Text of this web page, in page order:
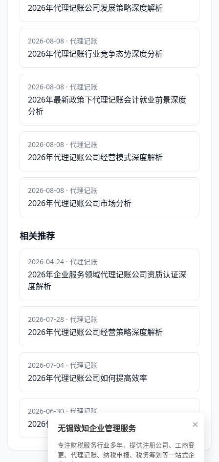
2026年代理记账公司发展策略深度解析
2026-08-08 · 代理记账
2026年代理记账行业竞争态势深度分析
2026-08-08 · 代理记账
2026年最新政策下代理记账会计就业前景深度
分析
2026-08-08 · 代理记账
2026年代理记账公司经营模式深度解析
2026-08-08 · 代理记账
2026年代理记账公司市场分析
相关推荐
2026-04-24 · 代理记账
2026年企业服务领域代理记账公司资质认证深
度解析
2026-07-28 · 代理记账
2026年代理记账公司经营策略深度解析
2026-07-04 · 代理记账
2026年代理记账公司如何提高效率
2026-06-30 · 代理记账
2026代理记账行业竞争态势深度解析 ×
无锡致知企业管理服务
专注财税服务行业多年，提供注册公司、工商变
更、代理记账、纳税申报、税务筹划等一站式企